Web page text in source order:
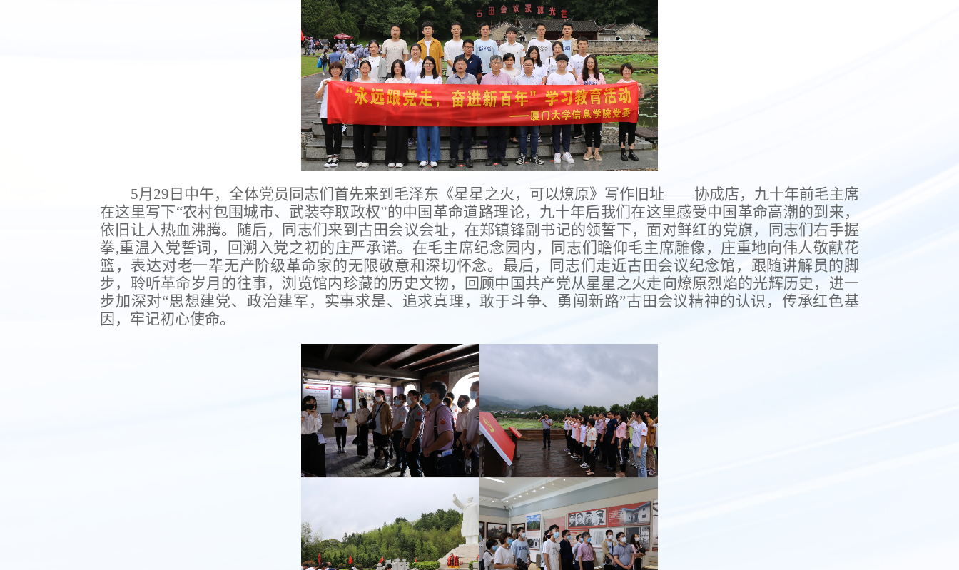
5月 29 日中午，全体党员同志们首先来到毛泽东《星星之火，可以燎原》写作旧址——协成店，九十年前毛主席
在这里写下“农村包围城市、武装夺取政权”的中国革命道路理论，九十年后我们在这里感受中国革命高潮的到来，
依旧让人热血沸腾。随后，同志们来到古田会议会址，在郑镇锋副书记的领誓下，面对鲜红的党旗，同志们右手握
拳,重温入党誓词，回溯入党之初的庄严承诺。在毛主席纪念园内，同志们瞻仰毛主席雕像，庄重地向伟人敬献花
篮，表达对老一辈无产阶级革命家的无限敬意和深切怀念。最后，同志们走近古田会议纪念馆，跟随讲解员的脚
步，聆听革命岁月的往事，浏览馆内珍藏的历史文物，回顾中国共产党从星星之火走向燎原烈焰的光辉历史，进一
步加深对“思想建党、政治建军，实事求是、追求真理，敢于斗争、勇闯新路”古田会议精神的认识，传承红色基
因，牢记初心使命。